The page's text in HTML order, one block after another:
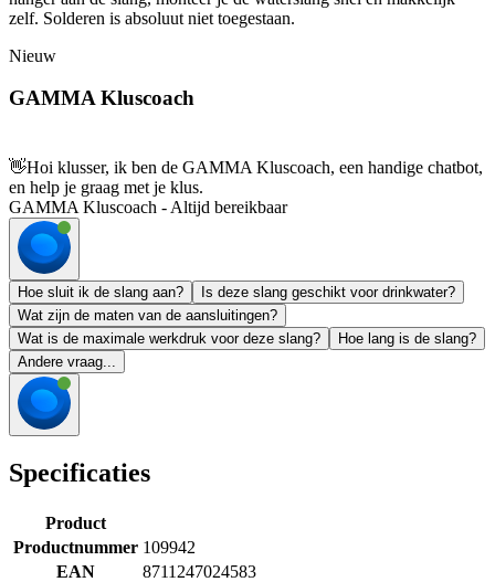
zelf. Solderen is absoluut niet toegestaan.
Nieuw
GAMMA Kluscoach
👋Hoi klusser, ik ben de GAMMA Kluscoach, een handige chatbot,
en help je graag met je klus.
GAMMA Kluscoach - Altijd bereikbaar
Hoe sluit ik de slang aan?
Is deze slang geschikt voor drinkwater?
Wat zijn de maten van de aansluitingen?
Wat is de maximale werkdruk voor deze slang?
Hoe lang is de slang?
Andere vraag...
Specificaties
Product
Productnummer 109942
EAN
8711247024583